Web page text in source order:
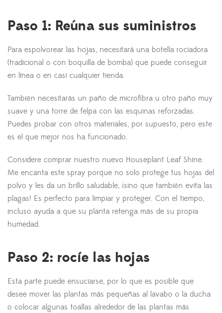
Paso 1: Reúna sus suministros
Para espolvorear las hojas, necesitará una botella rociadora
(tradicional o con boquilla de bomba) que puede conseguir
en línea o en casi cualquier tienda.
También necesitarás un paño de microfibra u otro paño muy
suave y una torre de felpa con las esquinas reforzadas.
Puedes probar con otros materiales, por supuesto, pero este
es el que mejor nos ha funcionado.
Considere comprar nuestro nuevo Houseplant Leaf Shine.
Me encanta este spray porque no solo protege tus hojas del
polvo y les da un brillo saludable, ¡sino que también evita las
plagas! Es perfecto para limpiar y proteger. Con el tiempo,
incluso ayuda a que su planta retenga más de su propia
humedad.
Paso 2: rocíe las hojas
Esta parte puede ensuciarse, por lo que es posible que
desee mover las plantas más pequeñas al lavabo o la ducha
o colocar algunas toallas alrededor de las plantas más